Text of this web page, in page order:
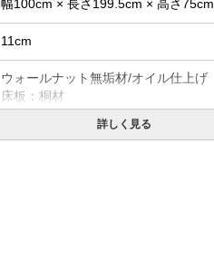
幅100cm × 長さ199.5cm × 高さ75cm
11cm
ウォールナット無垢材/オイル仕上げ
床板：桐材
詳しく見る